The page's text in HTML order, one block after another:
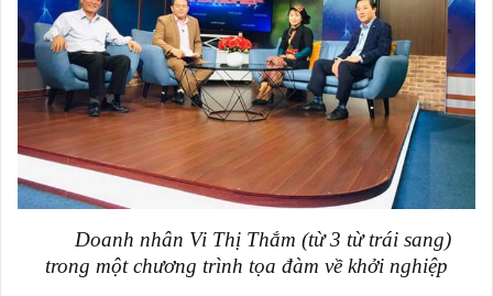
Doanh nhân Vi Thị Thắm (từ 3 từ trái sang)
trong một chương trình tọa đàm về khởi nghiệp